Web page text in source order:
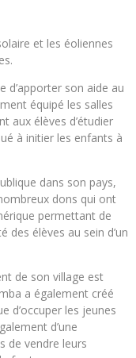
et les éoliennes
d’apporter son aide au
équipé les salles
aux élèves d’étudier
à initier les enfants à
dans son pays,
dons qui ont
permettant de
des élèves au sein d’un
de son village est
a également créé
d’occuper les jeunes
d’une
de vendre leurs